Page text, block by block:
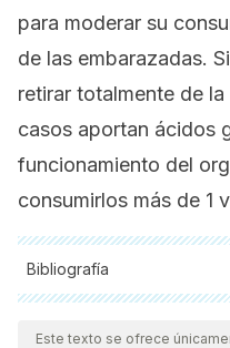
para moderar su
de las embarazadas.
retirar totalmente de
casos aportan ácidos
funcionamiento del
consumirlos más de 1
Bibliografía
Todas las fuentes citadas
nuestro equipo, para
Este texto se ofrece